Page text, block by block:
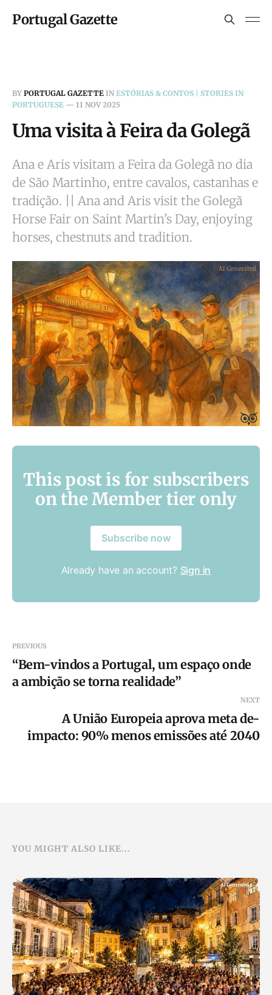
Portugal Gazette
BY PORTUGAL GAZETTE IN ESTÓRIAS & CONTOS | STORIES IN
PORTUGUESE — 11 NOV 2025
Uma visita à Feira da Golegã
Ana e Aris visitam a Feira da Golegã no dia
de São Martinho, entre cavalos, castanhas e
tradição. || Ana and Aris visit the Golegã
Horse Fair on Saint Martin’s Day, enjoying
horses, chestnuts and tradition.
This post is for subscribers
on the Member tier only
Subscribe now
Already have an account? Sign in
PREVIOUS
“Bem-vindos a Portugal, um espaço onde
a ambição se torna realidade”
NEXT
A União Europeia aprova meta de-
impacto: 90% menos emissões até 2040
YOU MIGHT ALSO LIKE...